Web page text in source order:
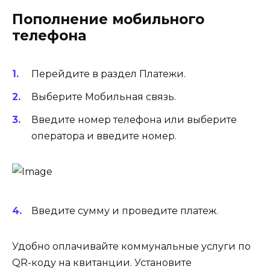
Пополнение мобильного
телефона
Перейдите в раздел Платежи.
Выберите Мобильная связь.
Введите номер телефона или выберите
оператора и введите номер.
Введите сумму и проведите платеж.
Удобно оплачивайте коммунальные услуги по
QR-коду на квитанции. Установите